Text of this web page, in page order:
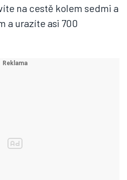
na cestě kolem sedmi a
a urazíte asi 700